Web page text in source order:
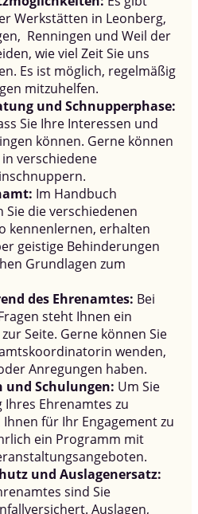
Werkstätten in Leonberg,
Renningen und Weil der
wie viel Zeit Sie uns
Es ist möglich, regelmäßig
mitzuhelfen.
und Schnupperphase:
Sie Ihre Interessen und
können. Gerne können
verschiedene
Im Handbuch
Sie die verschiedenen
kennenlernen, erhalten
geistige Behinderungen
Grundlagen zum
des Ehrenamtes: Bei
steht Ihnen ein
Seite. Gerne können Sie
wenden,
Anregungen haben.
Schulungen: Um Sie
Ehrenamtes zu
für Ihr Engagement zu
ein Programm mit
und Auslagenersatz:
sind Sie
Auslagen,